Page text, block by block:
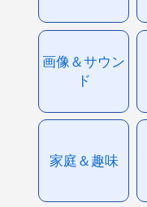
画像＆サウン
ド
家庭＆趣味